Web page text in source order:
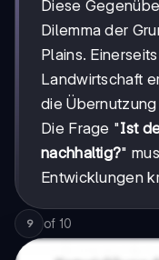
Diese
Dilemma der
Plains.
Landwirtschaft
die
Die Frage "Ist
nachhaltig?"
Entwicklungen
9 of 10